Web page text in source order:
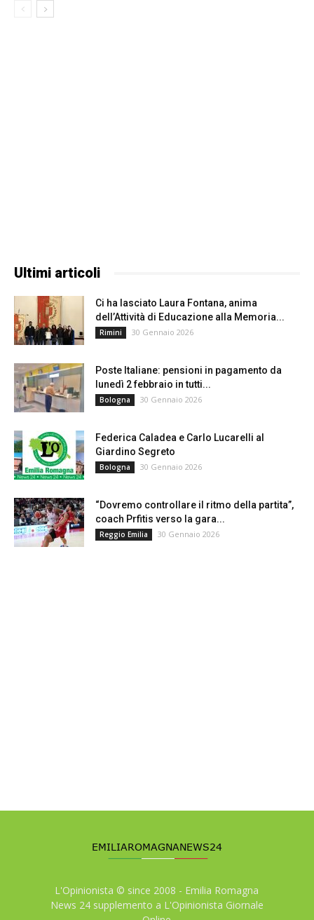
Ultimi articoli
Ci ha lasciato Laura Fontana, anima
dell’Attività di Educazione alla Memoria...
Rimini 30 Gennaio 2026
Poste Italiane: pensioni in pagamento da
lunedì 2 febbraio in tutti...
Bologna 30 Gennaio 2026
Federica Caladea e Carlo Lucarelli al
Giardino Segreto
Bologna 30 Gennaio 2026
“Dovremo controllare il ritmo della partita”,
coach Prfitis verso la gara...
Reggio Emilia 30 Gennaio 2026
L'Opinionista © since 2008 - Emilia Romagna
News 24 supplemento a L'Opinionista Giornale